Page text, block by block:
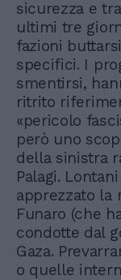
sicurezza e
ultimi tre
fazioni
specifici. I
smentirsi,
ritrito
«pericolo
però uno
della sinistra
Palagi.
apprezzato la
Funaro (che
condotte dal
Gaza.
o quelle